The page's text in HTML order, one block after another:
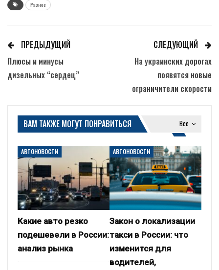
Разное
ПРЕДЫДУЩИЙ
Плюсы и минусы
дизельных “сердец”
СЛЕДУЮЩИЙ
На украинских дорогах
появятся новые
ограничители скорости
Все
ВАМ ТАКЖЕ МОГУТ ПОНРАВИТЬСЯ
АВТОНОВОСТИ
Какие авто резко
подешевели в России:
анализ рынка
АВТОНОВОСТИ
Закон о локализации
такси в России: что
изменится для
водителей,